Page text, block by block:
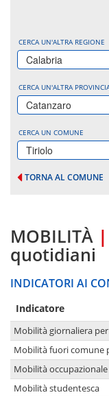
CERCA UN'ALTRA REGIONE
Calabria
CERCA UN'ALTRA
Catanzaro
CERCA UN COMUNE
Tiriolo
TORNA AL COMUNE
MOBILITÀ |
quotidiani
INDICATORI AI
Indicatore
Mobilità giornaliera
Mobilità fuori comune
Mobilità occupazionale
Mobilità studentesca